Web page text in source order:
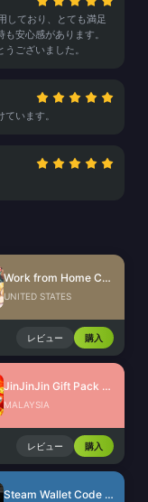
しており、とても満足
安心感があります。
ございました。
います。
Work from Home CdKey (US)
UNITED STATES
レビュー 購入
JinJinJin Gift Pack Redeem Code
MALAYSIA
レビュー 購入
Steam Wallet Code (MYR)